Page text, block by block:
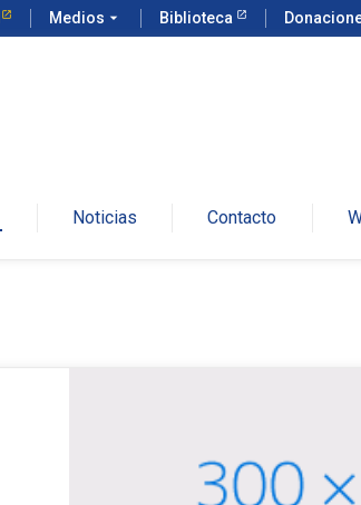
Medios arrow_drop_down Biblioteca
Noticias Contacto